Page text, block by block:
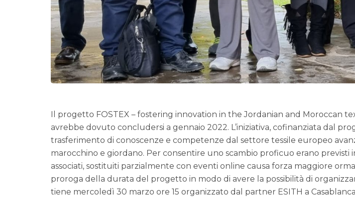
Il progetto FOSTEX – fostering innovation in the Jordanian and Moroccan
avrebbe dovuto concludersi a gennaio 2022. L’iniziativa, cofinanziata dal
trasferimento di conoscenze e competenze dal settore tessile europeo
marocchino e giordano. Per consentire uno scambio proficuo erano
associati, sostituiti parzialmente con eventi online causa forza maggiore
proroga della durata del progetto in modo di avere la possibilità di
tiene mercoledì 30 marzo ore 15 organizzato dal partner ESITH a